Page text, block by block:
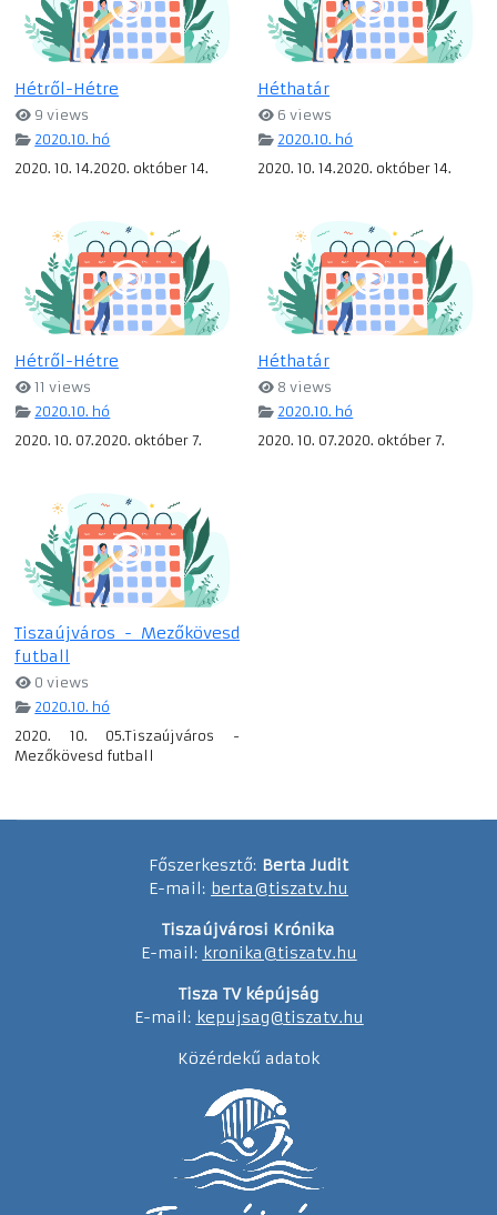
Hétről-Hétre
9 views
2020.10. hó
2020. 10. 14.2020. október 14.
Héthatár
6 views
2020.10. hó
2020. 10. 14.2020. október 14.
Hétről-Hétre
11 views
2020.10. hó
2020. 10. 07.2020. október 7.
Héthatár
8 views
2020.10. hó
2020. 10. 07.2020. október 7.
Tiszaújváros - Mezőkövesd
futball
0 views
2020.10. hó
2020. 10. 05.Tiszaújváros -
Mezőkövesd futball
Főszerkesztő: Berta Judit
E-mail: berta@tiszatv.hu
Tiszaújvárosi Krónika
E-mail: kronika@tiszatv.hu
Tisza TV képújság
E-mail: kepujsag@tiszatv.hu
Közérdekű adatok